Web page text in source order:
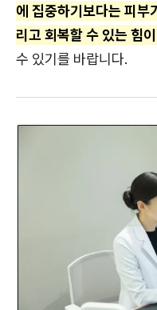
에 집중하기보다는 피부
리고 회복할 수 있는 힘
수 있기를 바랍니다.